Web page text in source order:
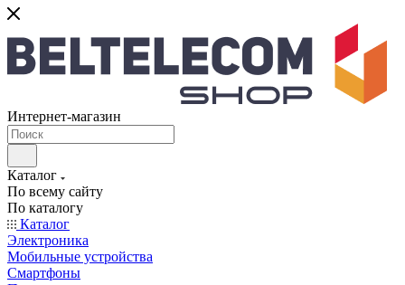
Интернет-магазин
Каталог
По всему сайту
По каталогу
Каталог
Электроника
Мобильные устройства
Смартфоны